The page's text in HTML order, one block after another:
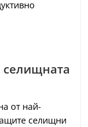
селищната
от най-
селищни